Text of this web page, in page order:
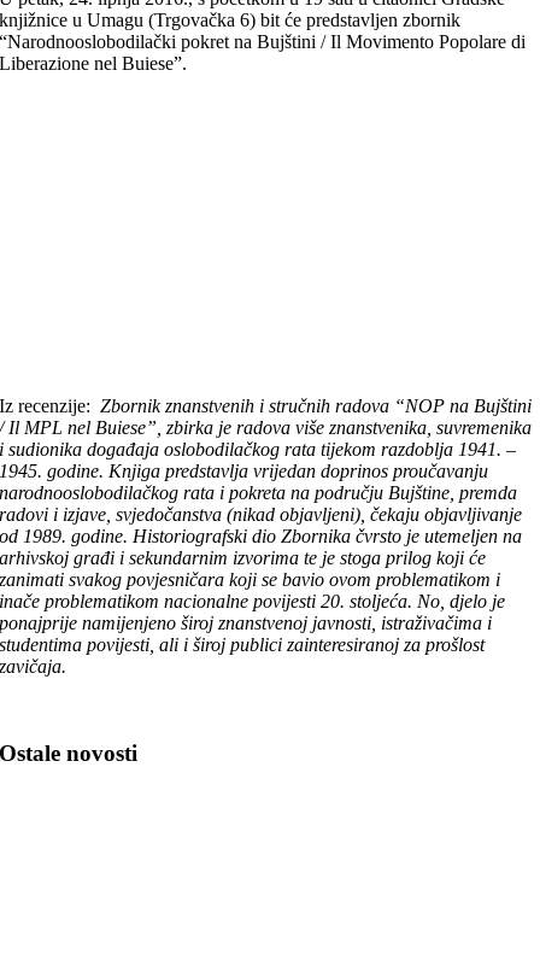
knjižnice u Umagu (Trgovačka 6) bit će predstavljen zbornik
“Narodnooslobodilački pokret na Bujštini / Il Movimento Popolare di
Liberazione nel Buiese”.
Iz recenzije:Zbornik znanstvenih i stručnih radova “NOP na Bujštini
/ Il MPL nel Buiese”, zbirka je radova više znanstvenika, suvremenika
i sudionika događaja oslobodilačkog rata tijekom razdoblja 1941. –
1945. godine. Knjiga predstavlja vrijedan doprinos proučavanju
narodnooslobodilačkog rata i pokreta na području Bujštine, premda
radovi i izjave, svjedočanstva (nikad objavljeni), čekaju objavljivanje
od 1989. godine. Historiografski dio Zbornika čvrsto je utemeljen na
arhivskoj građi i sekundarnim izvorima te je stoga prilog koji će
zanimati svakog povjesničara koji se bavio ovom problematikom i
inače problematikom nacionalne povijesti 20. stoljeća. No, djelo je
ponajprije namijenjeno široj znanstvenoj javnosti, istraživačima i
studentima povijesti, ali i široj publici zainteresiranoj za prošlost
zavičaja.
Ostale novosti